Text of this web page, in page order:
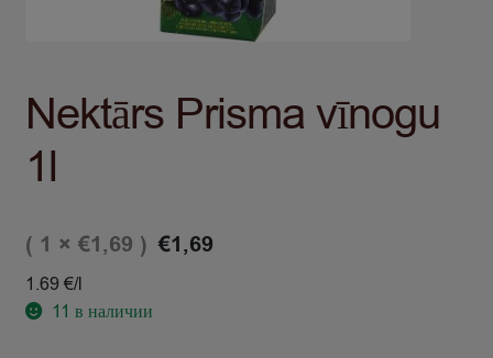
Nektārs Prisma vīnogu
1l
€1,69
( 1 × €1,69 )
1.69 €/l
11 в наличии